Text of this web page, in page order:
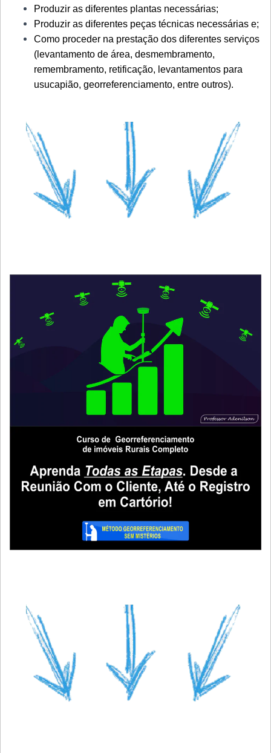
Produzir as diferentes plantas necessárias;
Produzir as diferentes peças técnicas necessárias e;
Como proceder na prestação dos diferentes serviços
(levantamento de área, desmembramento,
remembramento, retificação, levantamentos para
usucapião, georreferenciamento, entre outros).